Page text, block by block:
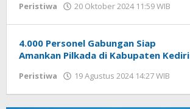
Peristiwa 20 Oktober 2024 11:59 WIB
4.000 Personel Gabungan Siap
Amankan Pilkada di Kabupaten Kediri
Peristiwa 19 Agustus 2024 14:27 WIB